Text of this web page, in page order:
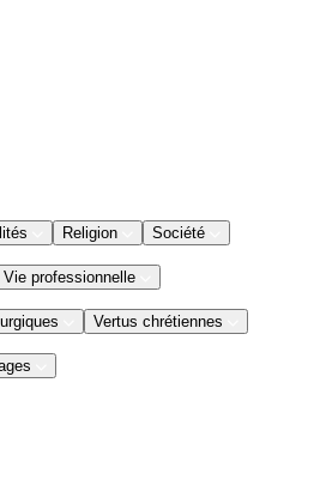
Religion Société
Vie professionnelle
Vertus chrétiennes